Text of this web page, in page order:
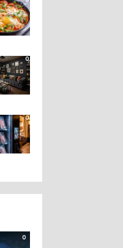
0
0
0